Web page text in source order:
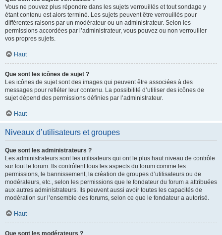
Vous ne pouvez plus répondre dans les sujets verrouillés et tout sondage y
étant contenu est alors terminé. Les sujets peuvent être verrouillés pour
différentes raisons par un modérateur ou un administrateur. Selon les
permissions accordées par l’administrateur, vous pouvez ou non verrouiller
vos propres sujets.
Haut
Que sont les icônes de sujet ?
Les icônes de sujet sont des images qui peuvent être associées à des
messages pour refléter leur contenu. La possibilité d’utiliser des icônes de
sujet dépend des permissions définies par l’administrateur.
Haut
Niveaux d’utilisateurs et groupes
Que sont les administrateurs ?
Les administrateurs sont les utilisateurs qui ont le plus haut niveau de contrôle
sur tout le forum. Ils contrôlent tous les aspects du forum comme les
permissions, le bannissement, la création de groupes d’utilisateurs ou de
modérateurs, etc., selon les permissions que le fondateur du forum a attribuées
aux autres administrateurs. Ils peuvent aussi avoir toutes les capacités de
modération sur l’ensemble des forums, selon ce que le fondateur a autorisé.
Haut
Que sont les modérateurs ?